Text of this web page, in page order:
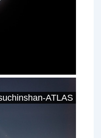
ATLAS